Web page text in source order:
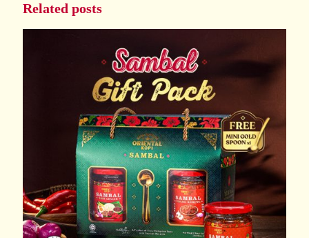
Related posts